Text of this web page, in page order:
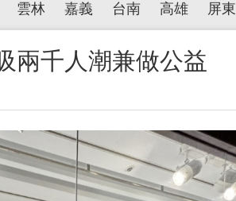
雲林 嘉義 台南 高雄 屏東
兩千人潮兼做公益